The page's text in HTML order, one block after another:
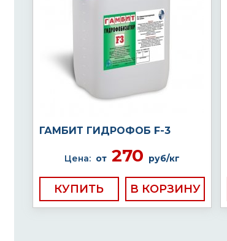
ГАМБИТ ГИДРОФОБ F-3
Цена: от 270 руб/кг
КУПИТЬ